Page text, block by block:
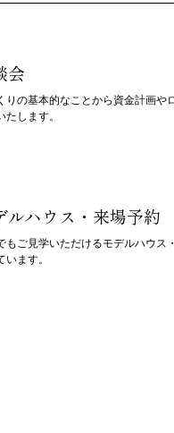
会
りの基本的なことから資金計画や
たします。
ルハウス・来場予約
もご見学いただけるモデルハウス
います。